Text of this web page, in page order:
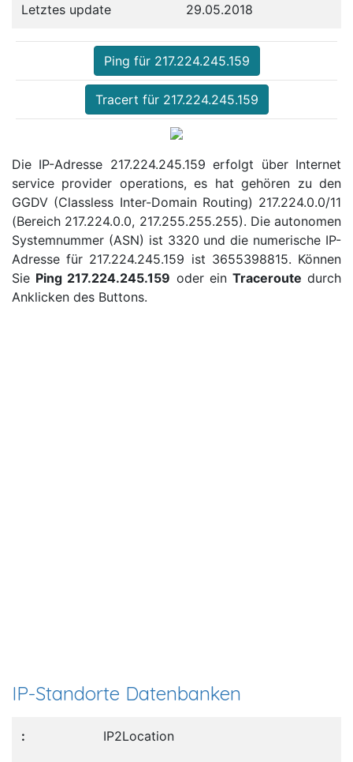
Letztes update 29.05.2018
Ping für 217.224.245.159
Tracert für 217.224.245.159
Die IP-Adresse 217.224.245.159 erfolgt über Internet
service provider operations, es hat gehören zu den
GGDV (Classless Inter-Domain Routing) 217.224.0.0/11
(Bereich 217.224.0.0, 217.255.255.255). Die autonomen
Systemnummer (ASN) ist 3320 und die numerische IP-
Adresse für 217.224.245.159 ist 3655398815. Können
Sie Ping 217.224.245.159 oder ein Traceroute durch
Anklicken des Buttons.
IP-Standorte Datenbanken
IP2Location